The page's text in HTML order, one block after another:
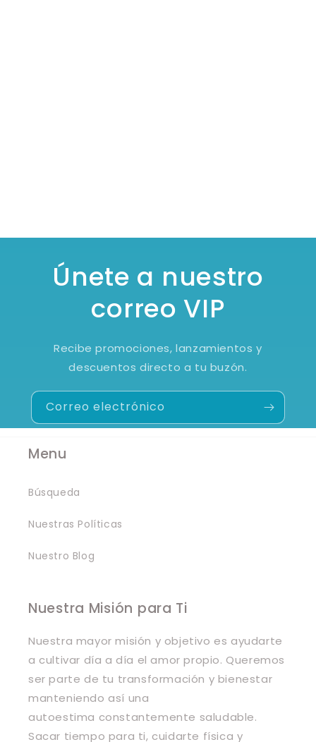
Únete a nuestro
correo VIP
Recibe promociones, lanzamientos y
descuentos directo a tu buzón.
Correo electrónico
Menu
Búsqueda
Nuestras Políticas
Nuestro Blog
Nuestra Misión para Ti
Nuestra mayor misión y objetivo es ayudarte
a cultivar día a día el amor propio. Queremos
ser parte de tu transformación y bienestar
manteniendo así una
autoestima constantemente saludable.
Sacar tiempo para ti, cuidarte física y